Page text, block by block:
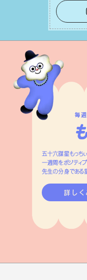
レーキをか
えが、あ
はずです。
毎
五十六謀星もっち
一週間をポジティ
先生の分身である
詳しく